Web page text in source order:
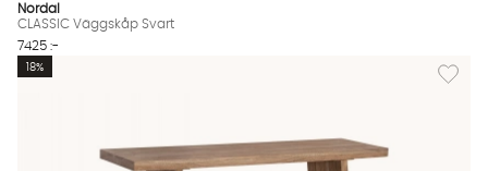
Nordal
CLASSIC Väggskåp Svart
7425 :-
Lägg
18%